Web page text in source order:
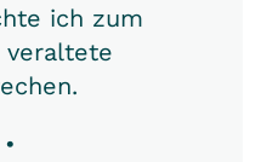
ich zum
veraltete